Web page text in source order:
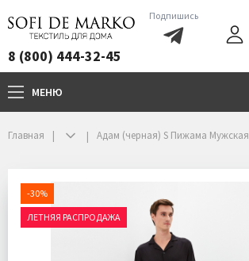
8 (800) 444-32-45
Подпишись
МЕНЮ
Главная Адам (черная) S Пижама Мужская
-30%
ЛЕТНЯЯ РАСПРОДАЖА